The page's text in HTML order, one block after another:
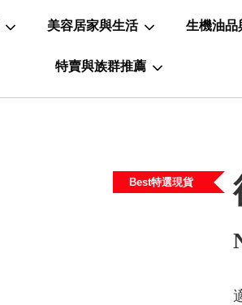
美容居家與生活 生機油品
特賣與族群推薦
Best特選現貨